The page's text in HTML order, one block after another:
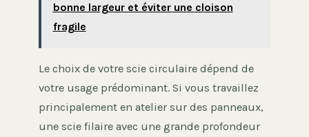
bonne largeur et éviter une cloison
fragile
Le choix de votre scie circulaire dépend de
votre usage prédominant. Si vous travaillez
principalement en atelier sur des panneaux,
une scie filaire avec une grande profondeur